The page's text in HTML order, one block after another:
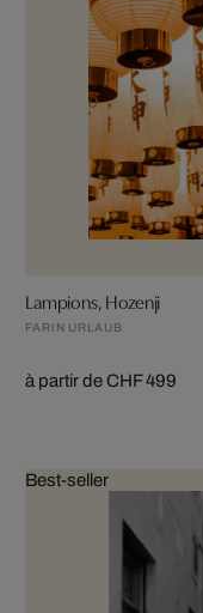
Lampions, Hozenji
FARIN URLAUB
à partir de CHF 499
Best-seller